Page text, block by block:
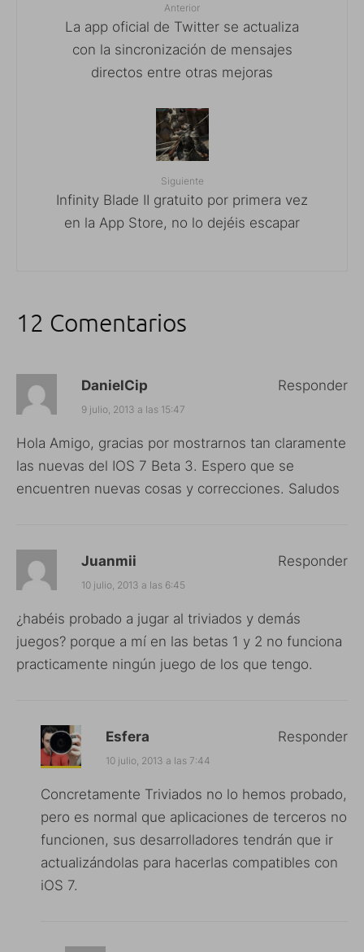
Anterior
La app oficial de Twitter se actualiza
con la sincronización de mensajes
directos entre otras mejoras
Siguiente
Infinity Blade II gratuito por primera vez
en la App Store, no lo dejéis escapar
12 Comentarios
DanielCip
9 julio, 2013 a las 15:47
Hola Amigo, gracias por mostrarnos tan claramente
las nuevas del IOS 7 Beta 3. Espero que se
encuentren nuevas cosas y correcciones. Saludos
Responder
Juanmii
10 julio, 2013 a las 6:45
¿habéis probado a jugar al triviados y demás
juegos? porque a mí en las betas 1 y 2 no funciona
practicamente ningún juego de los que tengo.
Responder
Esfera
10 julio, 2013 a las 7:44
Concretamente Triviados no lo hemos probado,
pero es normal que aplicaciones de terceros no
funcionen, sus desarrolladores tendrán que ir
actualizándolas para hacerlas compatibles con
iOS 7.
Responder